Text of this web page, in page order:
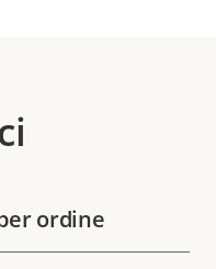
ordine